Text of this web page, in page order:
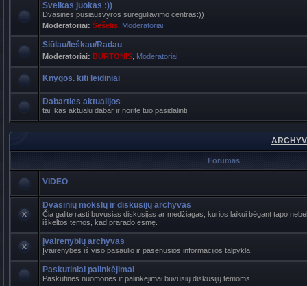
Sveikas juokas :))
Dvasinės pusiausvyros sureguliavimo centras:))
Moderatoriai: Šešėlis Moderatoriai
Siūlau/Ieškau/Radau
Moderatoriai: BURTONIS Moderatoriai
Knygos. kiti leidiniai
Dabarties aktualijos
tai, kas aktualu dabar ir norite tuo pasidalinti
Forumas
VIDEO
Dvasinių mokslų ir diskusijų archyvas
Čia galite rasti buvusias diskusijas ar medžiagas, kurios laikui bėgant tapo
iškeltos temos, kad prarado esmę.
Įvairenybių archyvas
Įvairenybės iš viso pasaulio ir pasenusios informacijos talpykla.
Paskutiniai palinkėjimai
Paskutinės nuomonės ir palinkėjimai buvusių diskusijų temoms.